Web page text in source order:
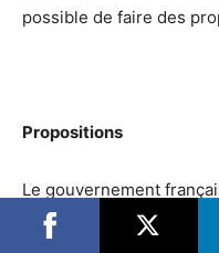
possible de faire des
Propositions
Le gouvernement
5 points :